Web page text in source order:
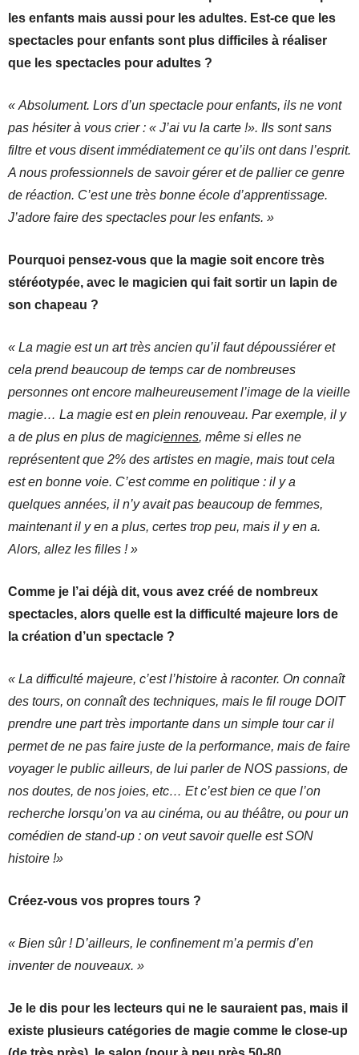
les enfants mais aussi pour les adultes. Est-ce que les
spectacles pour enfants sont plus difficiles à réaliser
que les spectacles pour adultes ?
« Absolument. Lors d’un spectacle pour enfants, ils ne vont
pas hésiter à vous crier : « J’ai vu la carte !». Ils sont sans
filtre et vous disent immédiatement ce qu’ils ont dans l’esprit.
A nous professionnels de savoir gérer et de pallier ce genre
de réaction. C’est une très bonne école d’apprentissage.
J’adore faire des spectacles pour les enfants. »
Pourquoi pensez-vous que la magie soit encore très
stéréotypée, avec le magicien qui fait sortir un lapin de
son chapeau ?
« La magie est un art très ancien qu’il faut dépoussiérer et
cela prend beaucoup de temps car de nombreuses
personnes ont encore malheureusement l’image de la vieille
magie… La magie est en plein renouveau. Par exemple, il y
a de plus en plus de magiciennes, même si elles ne
représentent que 2% des artistes en magie, mais tout cela
est en bonne voie. C’est comme en politique : il y a
quelques années, il n’y avait pas beaucoup de femmes,
maintenant il y en a plus, certes trop peu, mais il y en a.
Alors, allez les filles ! »
Comme je l’ai déjà dit, vous avez créé de nombreux
spectacles, alors quelle est la difficulté majeure lors de
la création d’un spectacle ?
« La difficulté majeure, c’est l’histoire à raconter. On connaît
des tours, on connaît des techniques, mais le fil rouge DOIT
prendre une part très importante dans un simple tour car il
permet de ne pas faire juste de la performance, mais de faire
voyager le public ailleurs, de lui parler de NOS passions, de
nos doutes, de nos joies, etc… Et c’est bien ce que l’on
recherche lorsqu’on va au cinéma, ou au théâtre, ou pour un
comédien de stand-up : on veut savoir quelle est SON
histoire !»
Créez-vous vos propres tours ?
« Bien sûr ! D’ailleurs, le confinement m’a permis d’en
inventer de nouveaux. »
Je le dis pour les lecteurs qui ne le sauraient pas, mais il
existe plusieurs catégories de magie comme le close-up